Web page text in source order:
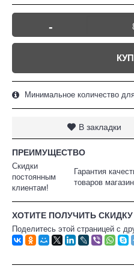
-
Минимальное количество
В закладки
ПРЕИМУЩЕСТВО
Скидки
постоянным
клиентам!
Гарантия
товаров
ХОТИТЕ ПОЛУЧИТЬ СКИДКУ
Поделитесь этой страницей с